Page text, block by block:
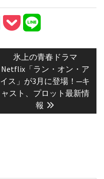
Next
post:
氷上の青春ドラマ
Netflix「ラン・オン・ア
イス」が3月に登場！─キ
ャスト、プロット最新情
報